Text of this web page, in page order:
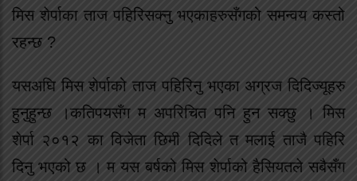
मिस शेर्पाका ताज पहिरिसक्नु भएकाहरुसँगको समन्वय कस्तो
रहन्छ ?
यसअघि मिस शेर्पाको ताज पहिरिनु भएका अग्रज दिदिज्यूहरु
हुनुहुन्छ ।कतिपयसँग म अपरिचित पनि हुन सक्छु । मिस
शेर्पा २०१२ का विजेता छिमी दिदिले त मलाई ताजै पहिरि
दिनु भएको छ । म यस बर्षको मिस शेर्पाको हैसियतले सबैसँग